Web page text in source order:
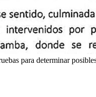
para determinar